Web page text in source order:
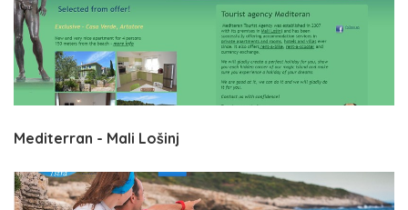
Mediterran - Mali Lošinj